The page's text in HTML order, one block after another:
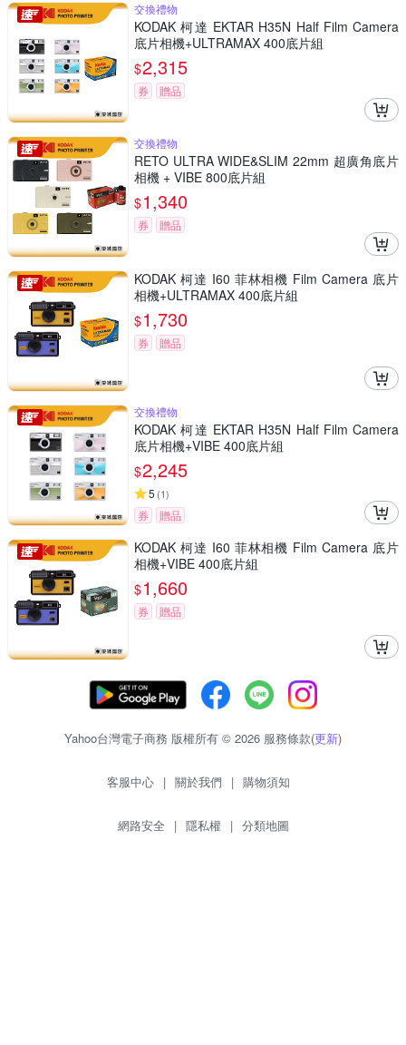
交換禮物
KODAK 柯達 EKTAR H35N Half Film Camera
底片相機+ULTRAMAX 400底片組
$2,315
券 贈品
交換禮物
RETO ULTRA WIDE&SLIM 22mm 超廣角底片
相機 + VIBE 800底片組
$1,340
券 贈品
KODAK 柯達 I60 菲林相機 Film Camera 底片
相機+ULTRAMAX 400底片組
$1,730
券 贈品
交換禮物
KODAK 柯達 EKTAR H35N Half Film Camera
底片相機+VIBE 400底片組
$2,245
5 (1)
券 贈品
KODAK 柯達 I60 菲林相機 Film Camera 底片
相機+VIBE 400底片組
$1,660
券 贈品
Yahoo台灣電子商務 版權所有 © 2026 服務條款(更新)
客服中心 | 關於我們 | 購物須知
網路安全 | 隱私權 | 分類地圖